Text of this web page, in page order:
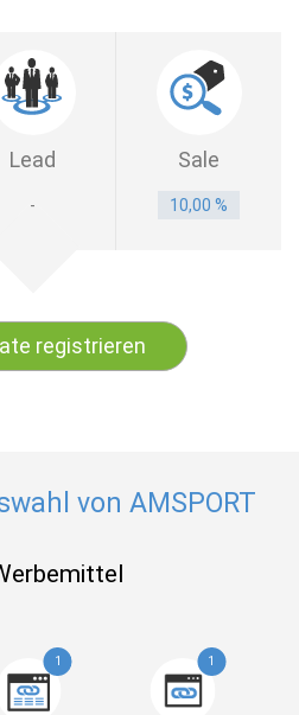
Lead Sale
- 10,00 %
registrieren
von AMSPORT
1 1